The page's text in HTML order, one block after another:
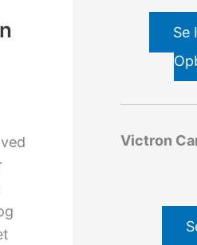
Se
Victron